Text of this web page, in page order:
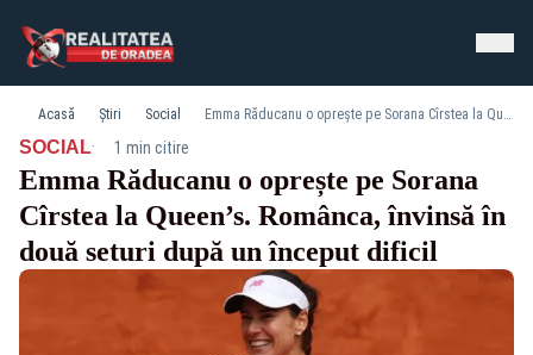
Acasă Știri Social Emma Răducanu o oprește pe Sorana Cîrstea la Queen’s. Românca, învinsă în două seturi după un început dificil
SOCIAL· 1 min citire
Emma Răducanu o oprește pe Sorana
Cîrstea la Queen’s. Românca, învinsă în
două seturi după un început dificil